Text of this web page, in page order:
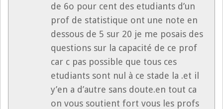
de 6o pour cent des etudiants d’un
prof de statistique ont une note en
dessous de 5 sur 20 je me posais des
questions sur la capacité de ce prof
car c pas possible que tous ces
etudiants sont nul à ce stade la .et il
y’en a d’autre sans doute.en tout ca
on vous soutient fort vous les profs